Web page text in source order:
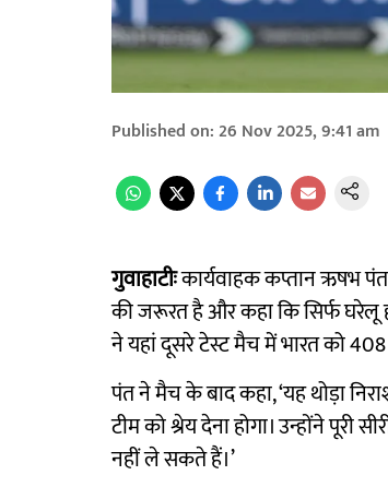
Published on:26 Nov 2025, 9:41 am
गुवाहाटीःकार्यवाहक कप्तान ऋषभ
की जरूरत है और कहा कि सिर्फ घरेलू
ने यहां दूसरे टेस्ट मैच में भारत को
पंत ने मैच के बाद कहा, ‘यह थोड़ा
टीम को श्रेय देना होगा। उन्होंने
नहीं ले सकते हैं।’